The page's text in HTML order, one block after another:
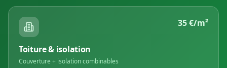
35 €/m²
Toiture & isolation
Couverture + isolation combinables